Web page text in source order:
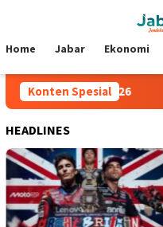
Mobile
Home Jabar Ekonomi
Konten Spesial
Presiden 2026
HEADLINES